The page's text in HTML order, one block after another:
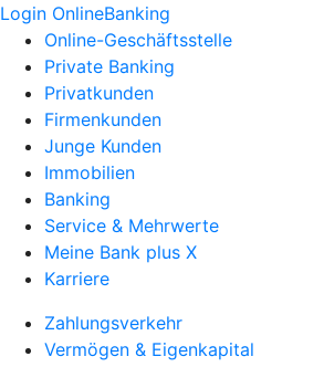
Login OnlineBanking
Online-Geschäftsstelle
Private Banking
Privatkunden
Firmenkunden
Junge Kunden
Immobilien
Banking
Service & Mehrwerte
Meine Bank plus X
Karriere
Zahlungsverkehr
Vermögen & Eigenkapital